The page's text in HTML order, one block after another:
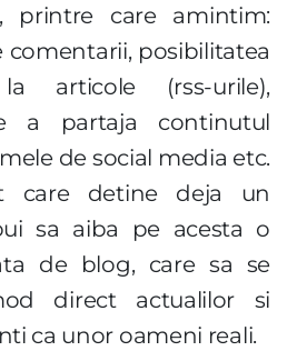
printre care amintim:
posibilitatea
articole (rss-urile),
a partaja continutul
de social media etc.
care detine deja un
sa aiba pe acesta o
de blog, care sa se
direct actualilor si
ca unor oameni reali.